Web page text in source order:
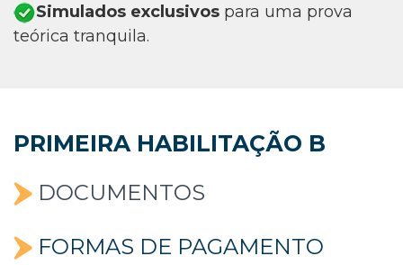
Simulados exclusivos para uma prova
teórica tranquila.
PRIMEIRA HABILITAÇÃO B
DOCUMENTOS
FORMAS DE PAGAMENTO